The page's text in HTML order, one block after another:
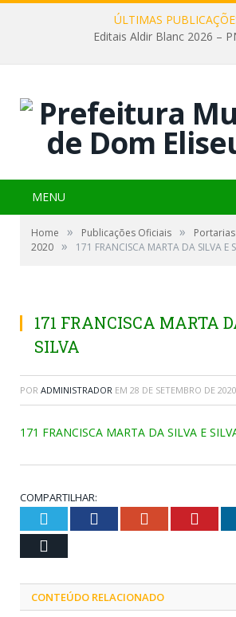
ÚLTIMAS
Editais Aldir Blanc 2026 –
MENU
Home » Publicações Oficiais » Portarias
2020 » 171 FRANCISCA MARTA DA SILVA E
171 FRANCISCA MARTA
SILVA
POR ADMINISTRADOR EM 28 DE SETEMBRO DE 2020
171 FRANCISCA MARTA DA SILVA E
COMPARTILHAR:
Twitter Facebook Google+
CONTEÚDO RELACIONADO